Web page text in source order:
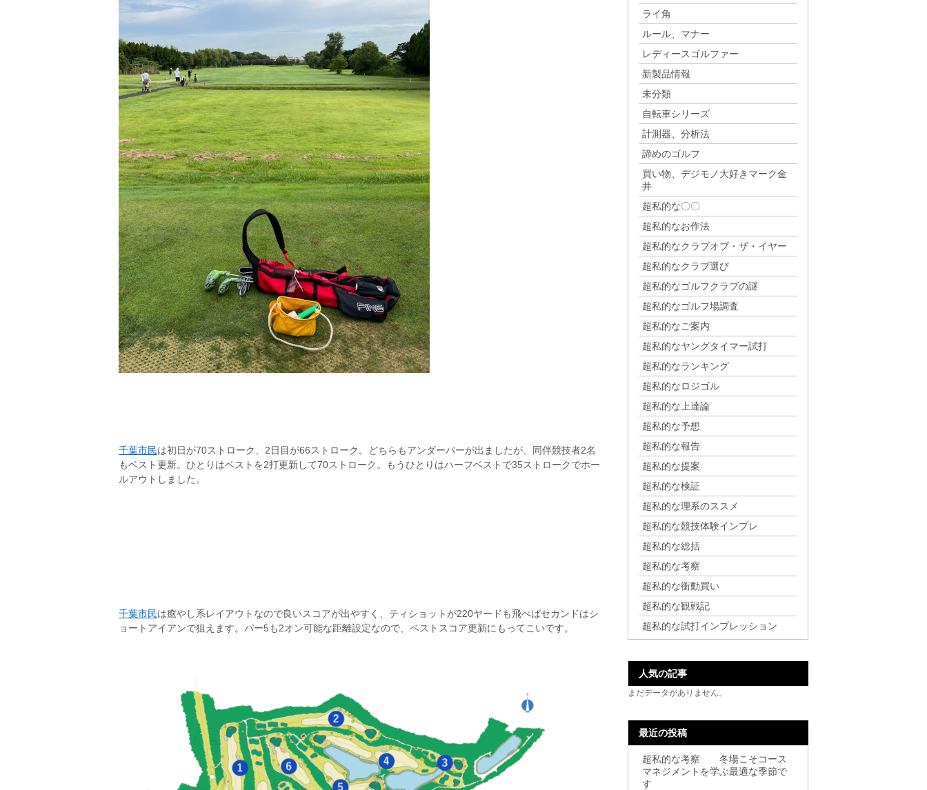
千葉市民は初日が70ストローク、2日目が66ストローク。どちらもアンダーパーが出ましたが、同伴競技者2名
もベスト更新。ひとりはベストを2打更新して70ストローク。もうひとりはハーフベストで35ストロークでホー
ルアウトしました。
千葉市民は癒やし系レイアウトなので良いスコアが出やすく、ティショットが220ヤードも飛べばセカンドはシ
ョートアイアンで狙えます。パー5も2オン可能な距離設定なので、ベストスコア更新にもってこいです。
ライ角
ルール、マナー
レディースゴルファー
新製品情報
未分類
自転車シリーズ
計測器、分析法
諦めのゴルフ
買い物、デジモノ大好きマーク金
井
超私的な〇〇
超私的なお作法
超私的なクラブオブ・ザ・イヤー
超私的なクラブ選び
超私的なゴルフクラブの謎
超私的なゴルフ場調査
超私的なご案内
超私的なヤングタイマー試打
超私的なランキング
超私的なロジゴル
超私的な上達論
超私的な予想
超私的な報告
超私的な提案
超私的な検証
超私的な理系のススメ
超私的な競技体験インプレ
超私的な総括
超私的な考察
超私的な衝動買い
超私的な観戦記
超私的な試打インプレッション
人気の記事
まだデータがありません。
最近の投稿
超私的な考察 冬場こそコース
マネジメントを学ぶ最適な季節で
す